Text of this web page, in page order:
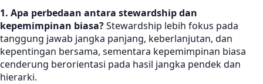
1. Apa perbedaan antara stewardship dan
kepemimpinan biasa?Stewardship lebih fokus pada
tanggung jawab jangka panjang, keberlanjutan, dan
kepentingan bersama, sementara kepemimpinan biasa
cenderung berorientasi pada hasil jangka pendek dan
hierarki.